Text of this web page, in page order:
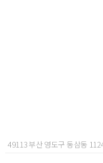
49113 부산 영도구 동삼동